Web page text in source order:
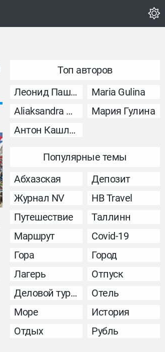
Топ авторов
Леонид Пашковский
Maria Gulina
Aliaksandra Murashka
Мария Гулина
Антон Кашликов
Популярные темы
Абхазская
Депозит
Журнал NV
НВ Travel
Путешествие
Таллинн
Маршрут
Covid-19
Гора
Город
Лагерь
Отпуск
Деловой туризм
Отель
Море
История
Отдых
Рубль